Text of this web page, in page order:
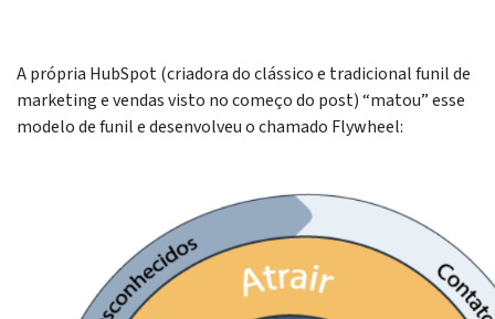
A própria HubSpot (criadora do clássico e tradicional funil de
marketing e vendas visto no começo do post) “matou” esse
modelo de funil e desenvolveu o chamado Flywheel: